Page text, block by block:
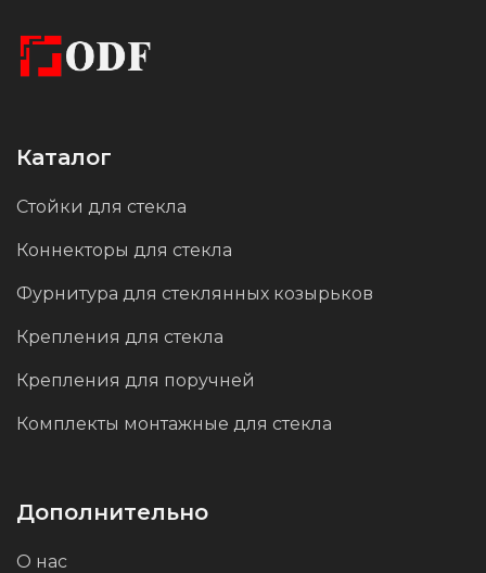
практической точки зрения, повышается
эксплуатации стойки, а смещённая форма
стеклянных конструкций в различных
интерьерных решениях.
Каталог
Стойки для стекла
Коннекторы для стекла
Фурнитура для стеклянных козырьков
Крепления для стекла
Крепления для поручней
Комплекты монтажные для стекла
Дополнительно
О нас